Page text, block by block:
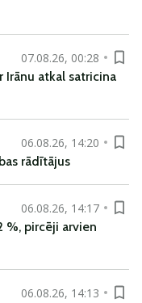
07.08.26, 00:28
Irānu atkal satricina
06.08.26, 14:20
rādītājus
06.08.26, 14:17
%, pircēji arvien
06.08.26, 14:13